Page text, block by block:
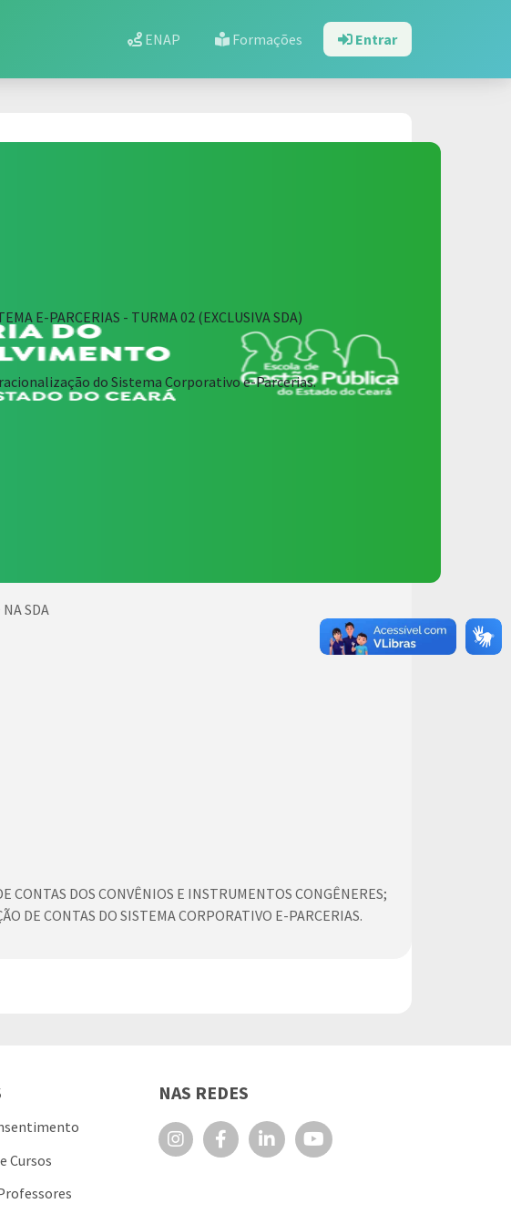
ENAP Formações Entrar
E-PARCERIAS - TURMA 02 (EXCLUSIVA SDA)
do Sistema Corporativo e-Parcerias.
NA SDA
CONTAS DOS CONVÊNIOS E INSTRUMENTOS CONGÊNERES;
DE CONTAS DO SISTEMA CORPORATIVO E-PARCERIAS.
Cursos
NAS REDES